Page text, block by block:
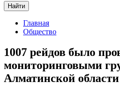
Найти
Главная
Общество
1007 рейдов было
мониторинговыми
Алматинской области